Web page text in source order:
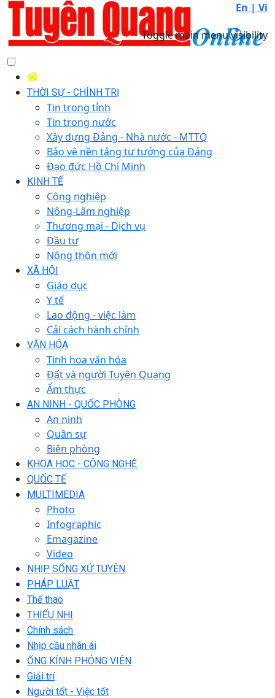
En | Vi
Toggle main menu visibility
THỜI SỰ - CHÍNH TRỊ
Tin trong tỉnh
Tin trong nước
Xây dựng Đảng - Nhà nước - MTTQ
Bảo vệ nền tảng tư tưởng của Đảng
Đạo đức Hồ Chí Minh
KINH TẾ
Công nghiệp
Nông-Lâm nghiệp
Thương mại - Dịch vụ
Đầu tư
Nông thôn mới
XÃ HỘI
Giáo dục
Y tế
Lao động - việc làm
Cải cách hành chính
VĂN HÓA
Tinh hoa văn hóa
Đất và người Tuyên Quang
Ẩm thực
AN NINH - QUỐC PHÒNG
An ninh
Quân sự
Biên phòng
KHOA HỌC - CÔNG NGHỆ
QUỐC TẾ
MULTIMEDIA
Photo
Infographic
Emagazine
Video
NHỊP SỐNG XỨ TUYÊN
PHÁP LUẬT
Thể thao
THIẾU NHI
Chính sách
Nhịp cầu nhân ái
ỐNG KÍNH PHÓNG VIÊN
Giải trí
Người tốt - Việc tốt